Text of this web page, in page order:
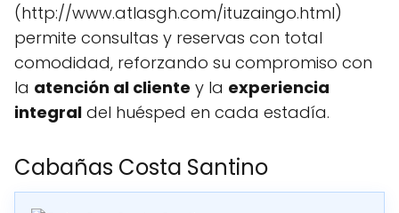
(http://www.atlasgh.com/ituzaingo.html)
permite consultas y reservas con total
comodidad, reforzando su compromiso con
la atención al cliente y la experiencia
integral del huésped en cada estadía.
Cabañas Costa Santino